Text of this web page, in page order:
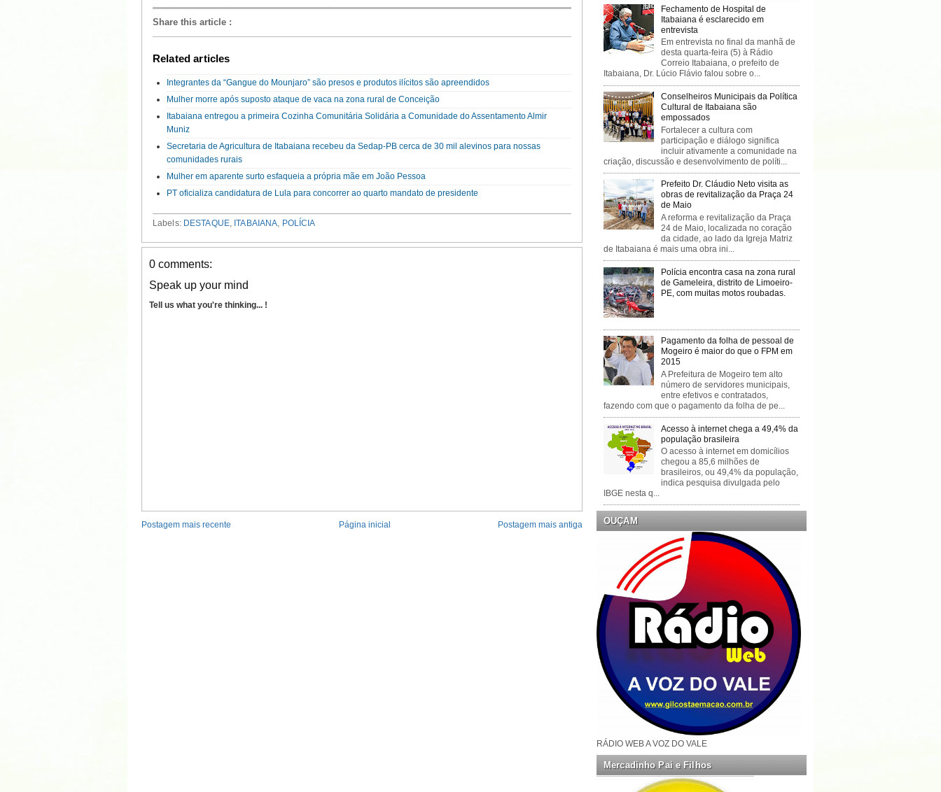
Share this article :
Related articles
Integrantes da “Gangue do Mounjaro” são presos e produtos ilícitos são apreendidos
Mulher morre após suposto ataque de vaca na zona rural de Conceição
Itabaiana entregou a primeira Cozinha Comunitária Solidária a Comunidade do Assentamento Almir
Muniz
Secretaria de Agricultura de Itabaiana recebeu da Sedap-PB cerca de 30 mil alevinos para nossas
comunidades rurais
Mulher em aparente surto esfaqueia a própria mãe em João Pessoa
PT oficializa candidatura de Lula para concorrer ao quarto mandato de presidente
Labels: DESTAQUE, ITABAIANA POLÍCIA
0 comments:
Speak up your mind
Tell us what you're thinking... !
Postagem mais recente Postagem mais antiga
Página inicial
Fechamento de Hospital de
Itabaiana é esclarecido em
entrevista
Em entrevista no final da manhã de
desta quarta-feira (5) à Rádio
Correio Itabaiana, o prefeito de
Itabaiana, Dr. Lúcio Flávio falou sobre o...
Conselheiros Municipais da Política
Cultural de Itabaiana são
empossados
Fortalecer a cultura com
participação e diálogo significa
incluir ativamente a comunidade na
criação, discussão e desenvolvimento de políti...
Prefeito Dr. Cláudio Neto visita as
obras de revitalização da Praça 24
de Maio
A reforma e revitalização da Praça
24 de Maio, localizada no coração
da cidade, ao lado da Igreja Matriz
de Itabaiana é mais uma obra ini...
Polícia encontra casa na zona rural
de Gameleira, distrito de Limoeiro-
PE, com muitas motos roubadas.
Pagamento da folha de pessoal de
Mogeiro é maior do que o FPM em
2015
A Prefeitura de Mogeiro tem alto
número de servidores municipais,
entre efetivos e contratados,
fazendo com que o pagamento da folha de pe...
Acesso à internet chega a 49,4% da
população brasileira
O acesso à internet em domicílios
chegou a 85,6 milhões de
brasileiros, ou 49,4% da população,
indica pesquisa divulgada pelo
IBGE nesta q...
OUÇAM
RÁDIO WEB A VOZ DO VALE
Mercadinho Pai e Filhos